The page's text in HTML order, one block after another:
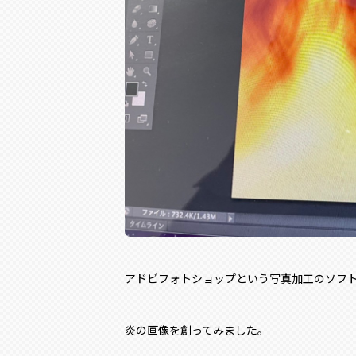
アドビフォトショップという写真加工のソフ
炎の画像を創ってみました。